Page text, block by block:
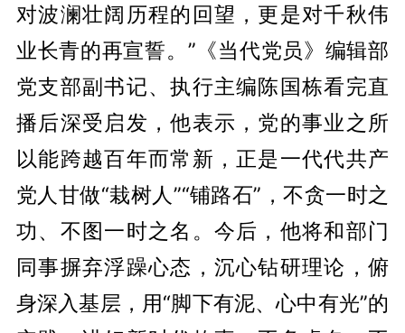
对波澜壮阔历程的回望，更是对千秋伟
业长青的再宣誓。”《当代党员》编辑部
党支部副书记、执行主编陈国栋看完直
播后深受启发，他表示，党的事业之所
以能跨越百年而常新，正是一代代共产
党人甘做“栽树人”“铺路石”，不贪一时之
功、不图一时之名。今后，他将和部门
同事摒弃浮躁心态，沉心钻研理论，俯
身深入基层，用“脚下有泥、心中有光”的